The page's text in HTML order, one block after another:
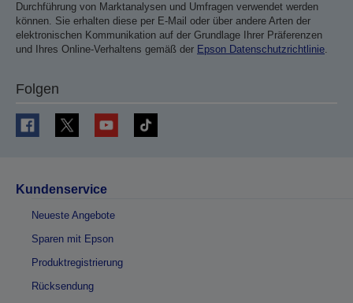
Durchführung von Marktanalysen und Umfragen verwendet werden
können. Sie erhalten diese per E-Mail oder über andere Arten der
elektronischen Kommunikation auf der Grundlage Ihrer Präferenzen
und Ihres Online-Verhaltens gemäß der Epson Datenschutzrichtlinie.
Folgen
Kundenservice
Neueste Angebote
Sparen mit Epson
Produktregistrierung
Rücksendung